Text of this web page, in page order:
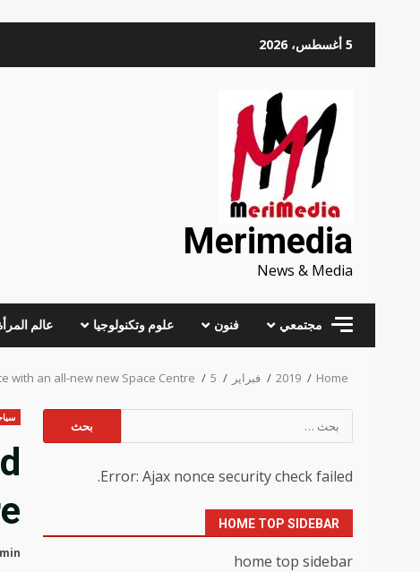
5 أغسطس، 2026
Merimedia
News & Media
مجتمعي فنون علوم وتكنولوجيا عالم
Home
2019 فبراير 5
with an all-new new Space Centre
عن:
Error: Ajax nonce security check failed.
HOME TOP SIDEBAR
home top sidebar